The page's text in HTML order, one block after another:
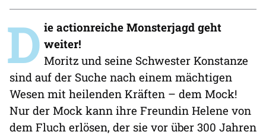
D ie actionreiche Monsterjagd geht
weiter!
Moritz und seine Schwester Konstanze
sind auf der Suche nach einem mächtigen
Wesen mit heilenden Kräften – dem Mock!
Nur der Mock kann ihre Freundin Helene von
dem Fluch erlösen, der sie vor über 300 Jahren